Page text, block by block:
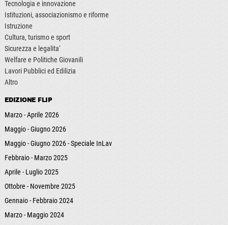
Tecnologia e innovazione
Istituzioni, associazionismo e riforme
Istruzione
Cultura, turismo e sport
Sicurezza e legalita'
Welfare e Politiche Giovanili
Lavori Pubblici ed Edilizia
Altro
EDIZIONE FLIP
Marzo - Aprile 2026
Maggio - Giugno 2026
Maggio - Giugno 2026 - Speciale InLav
Febbraio - Marzo 2025
Aprile - Luglio 2025
Ottobre - Novembre 2025
Gennaio - Febbraio 2024
Marzo - Maggio 2024